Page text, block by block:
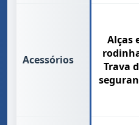
Acessórios
Alças
Trava